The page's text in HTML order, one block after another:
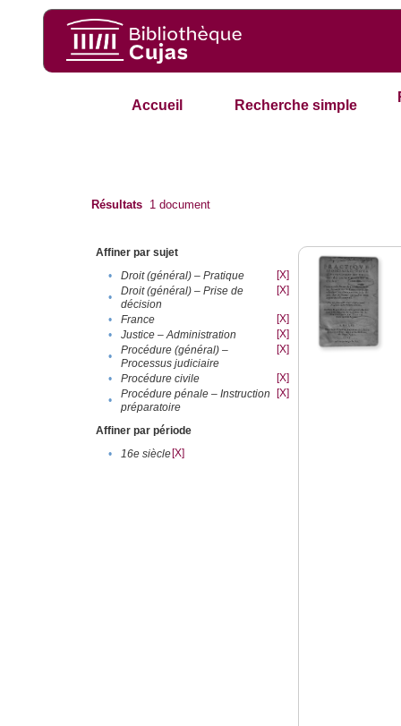
Accueil Recherche simple
Résultats 1 document
Affiner par sujet
•
Droit (général) – Pratique
[X]
•
Droit (général) – Prise de
décision
[X]
• France
[X]
•
Justice – Administration
[X]
•
Procédure (général) –
Processus judiciaire
[X]
• Procédure civile
[X]
•
Procédure pénale – Instruction
préparatoire
[X]
Affiner par période
•
16e siècle[X]